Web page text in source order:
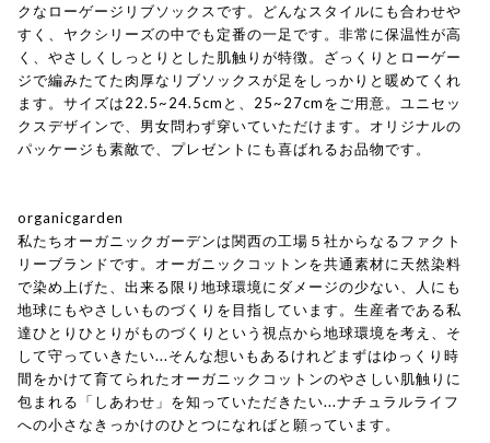
クなローゲージリブソックスです。どんなスタイルにも合わせや
すく、ヤクシリーズの中でも定番の一足です。非常に保温性が高
く、やさしくしっとりとした肌触りが特徴。ざっくりとローゲー
ジで編みたてた肉厚なリブソックスが足をしっかりと暖めてくれ
ます。サイズは22.5~24.5cmと、25~27cmをご用意。ユニセッ
クスデザインで、男女問わず穿いていただけます。オリジナルの
パッケージも素敵で、プレゼントにも喜ばれるお品物です。
organicgarden
私たちオーガニックガーデンは関西の工場５社からなるファクト
リーブランドです。オーガニックコットンを共通素材に天然染料
で染め上げた、出来る限り地球環境にダメージの少ない、人にも
地球にもやさしいものづくりを目指しています。生産者である私
達ひとりひとりがものづくりという視点から地球環境を考え、そ
して守っていきたい...そんな想いもあるけれどまずはゆっくり時
間をかけて育てられたオーガニックコットンのやさしい肌触りに
包まれる「しあわせ」を知っていただきたい...ナチュラルライフ
への小さなきっかけのひとつになればと願っています。